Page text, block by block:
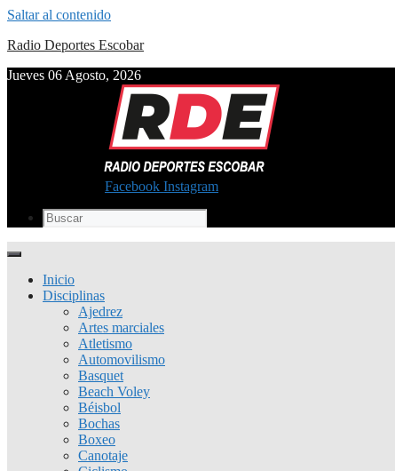
Saltar al contenido
Radio Deportes Escobar
Jueves 06 Agosto, 2026
Facebook Instagram
Inicio
Disciplinas
Ajedrez
Artes marciales
Atletismo
Automovilismo
Basquet
Beach Voley
Béisbol
Bochas
Boxeo
Canotaje